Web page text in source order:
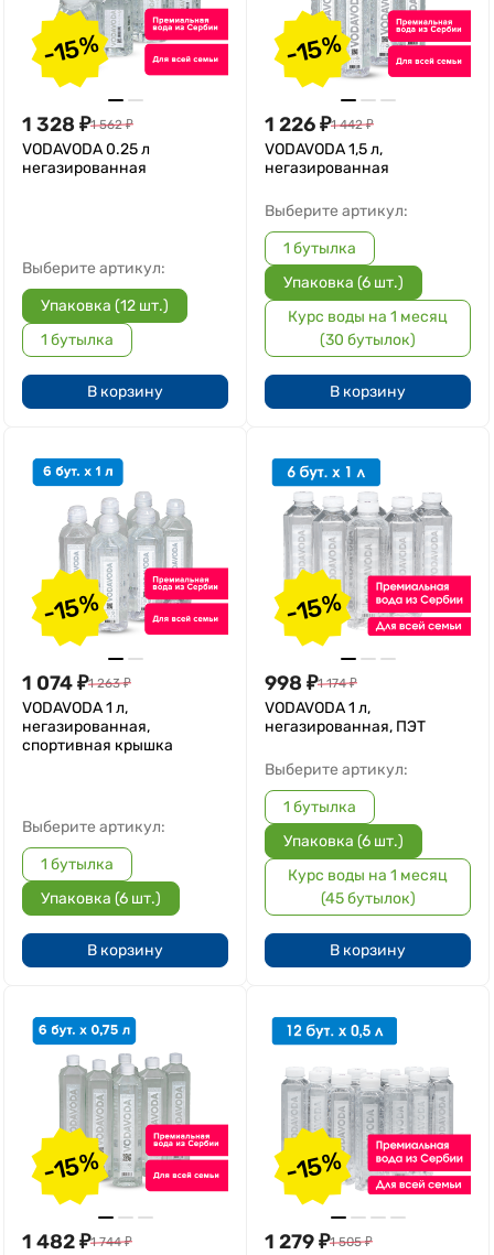
-15%
1 328 ₽1 562 ₽
VODAVODA 0.25 л
негазированная
Выберите артикул:
Упаковка (12 шт.)
1 бутылка
В корзину
-15%
1 226₽1 442 ₽
VODAVODA 1,5 л,
негазированная
Выберите артикул:
1 бутылка
Упаковка (6 шт.)
Курс воды на 1 месяц
(30 бутылок)
В корзину
-15%
1 074₽1 263 ₽
VODAVODA 1 л,
негазированная,
спортивная крышка
Выберите артикул:
1 бутылка
Упаковка (6 шт.)
В корзину
-15%
998 ₽1 174 ₽
VODAVODA 1 л,
негазированная, ПЭТ
Выберите артикул:
1 бутылка
Упаковка (6 шт.)
Курс воды на 1 месяц
(45 бутылок)
В корзину
-15%
1 482₽1 744 ₽
-15%
1 279₽1 505 ₽